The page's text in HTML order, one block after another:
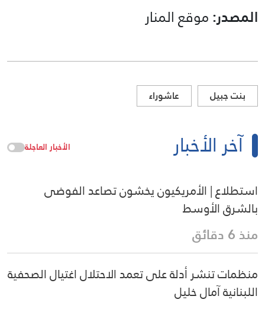
المصدر:موقع المنار
بنت جبيل عاشوراء
آخر الأخبار الأخبار العاجلة
استطلاع | الأمريكيون يخشون تصاعد الفوضى
بالشرق الأوسط
منذ 6 دقائق
منظمات تنشر أدلة على تعمد الاحتلال اغتيال الصحفية
اللبنانية آمال خليل